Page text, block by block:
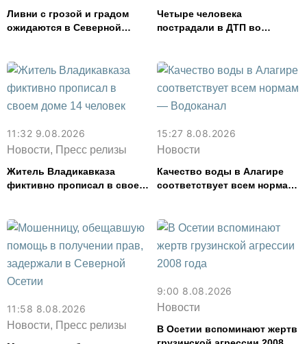
Ливни с грозой и градом
ожидаются в Северной
Четыре человека
пострадали в ДТП во
11:32 9.08.2026
Новости, Пресс релизы
Житель Владикавказа
фиктивно прописал в своем
15:27 8.08.2026
Новости
Качество воды в Алагире
соответствует всем нормам
11:58 8.08.2026
Новости, Пресс релизы
9:00 8.08.2026
Новости
В Осетии вспоминают жертв